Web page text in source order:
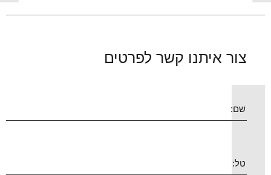
צור איתנו קשר לפרטים